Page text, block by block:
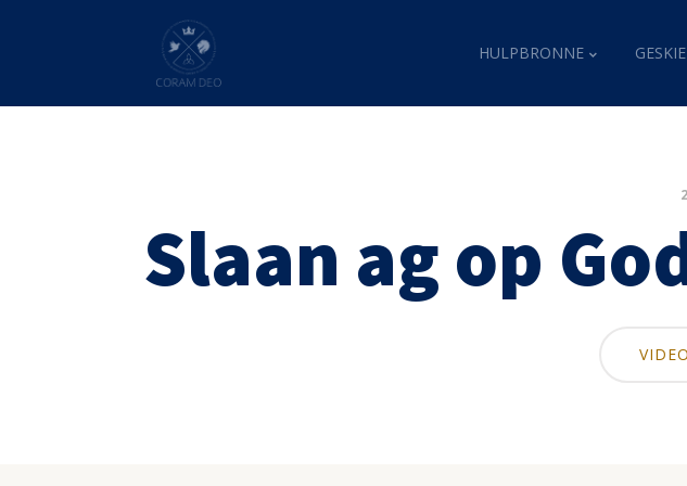
HULPBRONNE
Slaan ag op
VIDEO